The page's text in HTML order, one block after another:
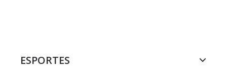
ESPORTES